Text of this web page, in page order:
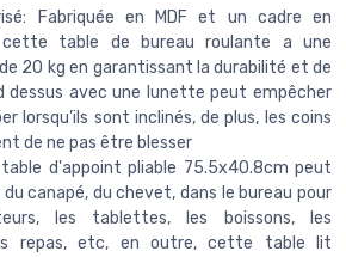
Fabriquée en MDF et un cadre en
cette table de bureau roulante a une
20 kg en garantissant la durabilité et de
dessus avec une lunette peut empêcher
lorsqu’ils sont inclinés, de plus, les coins
de ne pas être blesser
d'appoint pliable 75.5x40.8cm peut
canapé, du chevet, dans le bureau pour
les tablettes, les boissons, les
repas, etc, en outre, cette table lit